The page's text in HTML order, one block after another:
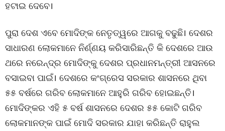
ହଟାଇ ଦେବେ।
ପୁରା ଦେଶ ଏବେ ମୋଦିଙ୍କ ନେତୃତ୍ୱରେ ଆଗକୁ ବଢୁଛି। ଦେଶର
ସାଧାରଣ ଲୋକମାନେ ନିର୍ଣ୍ଣୟ କରିସାରିଛନ୍ତି କି ଦେଶରେ ଆଉ
ଥରେ ନରେନ୍ଦ୍ର ମୋଦିଙ୍କୁ ଦେଶର ପ୍ରଧାନମନ୍ତ୍ରୀ ଆସନରେ
ବସାଇବା ପାଇଁ। ଦେଶରେ କଂଗ୍ରେସ ସରକାର ଶାସନରେ ଥିବା
୫୫ ବର୍ଷରେ ଗରିବ ଲୋକମାନେ ଆହୁରି ଗରିବ ହୋଇଛନ୍ତି।
ମୋଦିଙ୍କର ଏହି ୫ ବର୍ଷ ଶାସନରେ ଦେଶର ୫୫ କୋଟି ଗରିବ
ଲୋକମାନଙ୍କ ପାଇଁ ମୋଦି ସରକାର ଯାହା କରିଛନ୍ତି ରାହୁଲ